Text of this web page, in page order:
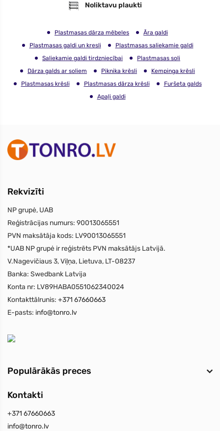
Noliktavu plaukti
Plastmasas dārza mēbeles
Āra galdi
Plastmasas galdi un kresli
Plastmasas saliekamie galdi
Saliekamie galdi tirdzniecībai
Plastmasas soli
Dārza galds ar soliem
Piknika krēsli
Kempinga krēsli
Plastmasas krēsli
Plastmasas dārza krēsli
Furšeta galds
Apaļi galdi
Rekvizīti
NP grupė, UAB
Reģistrācijas numurs: 90013065551
PVN maksātāja kods: LV90013065551
*UAB NP grupė ir reģistrēts PVN maksātājs Latvijā.
V.Nagevičiaus 3, Viļņa, Lietuva, LT-08237
Banka: Swedbank Latvija
Konta nr: LV89HABA0551062340024
Kontakttālrunis: +371 67660663
E-pasts: info@tonro.lv
Populārākās preces
Kontakti
+371 67660663
info@tonro.lv